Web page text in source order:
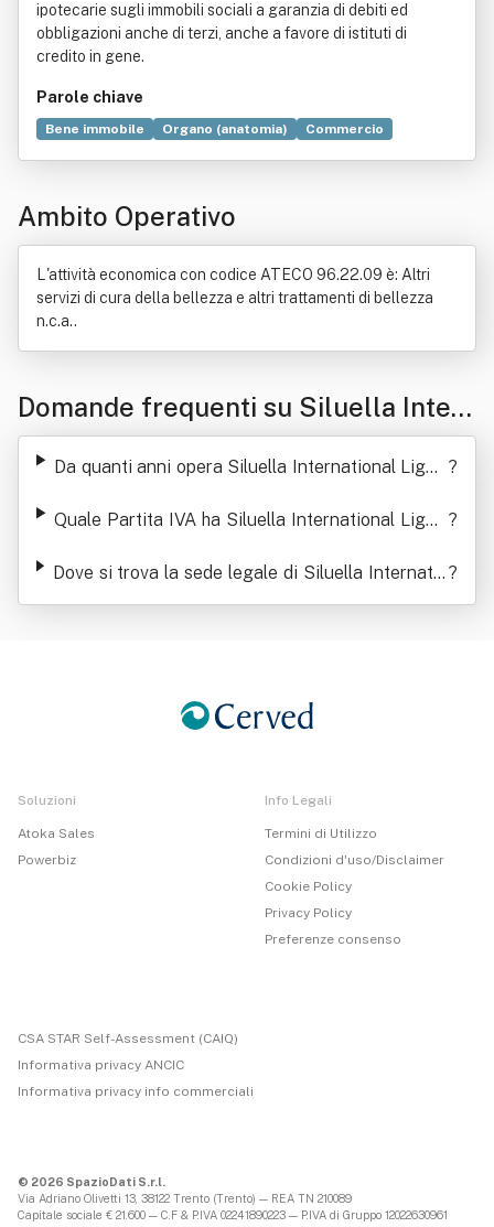
ipotecarie sugli immobili sociali a garanzia di debiti ed
obbligazioni anche di terzi, anche a favore di istituti di
credito in gene.
Parole chiave
Bene immobile Organo (anatomia)
Commercio
Ambito Operativo
L'attività economica con codice ATECO 96.22.09 è: Altri
servizi di cura della bellezza e altri trattamenti di bellezza
n.c.a..
Domande frequenti su Siluella Inter
national Liguria Srl
Da quanti anni opera Siluella International Liguri ?
Quale Partita IVA ha Siluella International Liguri ?
Dove si trova la sede legale di Siluella Internatio
nal Liguria Srl
?
Soluzioni
Atoka Sales
Powerbiz
Info Legali
Termini di Utilizzo
Condizioni d'uso/Disclaimer
Cookie Policy
Privacy Policy
Preferenze consenso
CSA STAR Self-Assessment (CAIQ)
Informativa privacy ANCIC
Informativa privacy info commerciali
© 2026 SpazioDati S.r.l.
Via Adriano Olivetti 13, 38122 Trento (Trento) — REA TN 210089
Capitale sociale € 21.600 — C.F & P.IVA 02241890223 — P.IVA di Gruppo 12022630961